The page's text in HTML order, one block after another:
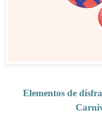
Elementos de